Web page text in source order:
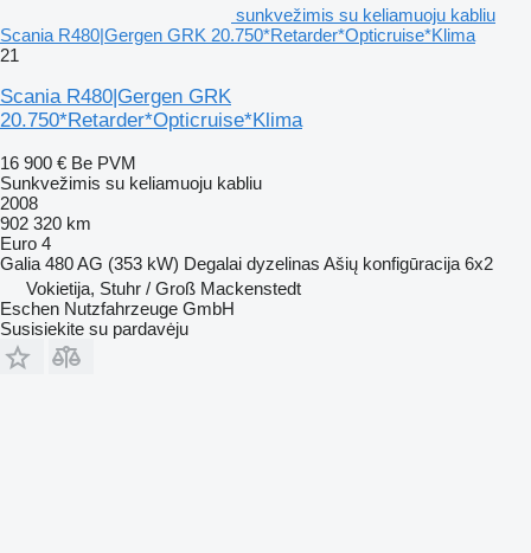
sunkvežimis su keliamuoju kabliu
Scania R480|Gergen GRK 20.750*Retarder*Opticruise*Klima
21
Scania R480|Gergen GRK
20.750*Retarder*Opticruise*Klima
16 900 € Be PVM
Sunkvežimis su keliamuoju kabliu
2008
902 320 km
Euro 4
Galia 480 AG (353 kW) Degalai dyzelinas Ašių konfigūracija 6x2
Vokietija, Stuhr / Groß Mackenstedt
Eschen Nutzfahrzeuge GmbH
Susisiekite su pardavėju